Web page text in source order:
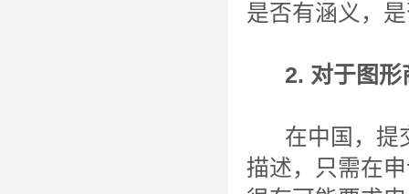
是否有涵义，
2. 对于图形
在中国，提
描述，只需在